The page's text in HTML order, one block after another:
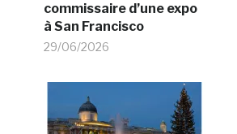
commissaire d’une expo
à San Francisco
29/06/2026